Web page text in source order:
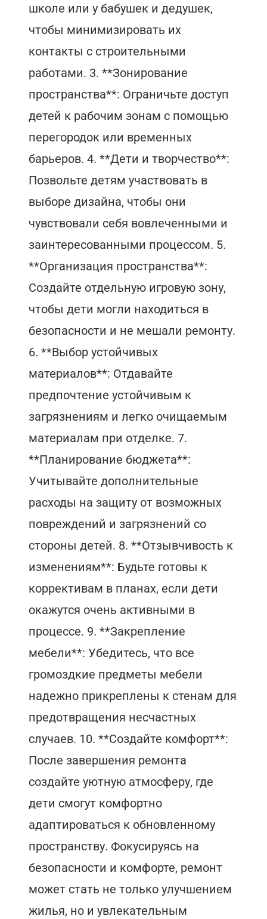
школе или у бабушек и дедушек,
чтобы минимизировать их
контакты с строительными
работами. 3. **Зонирование
пространства**: Ограничьте доступ
детей к рабочим зонам с помощью
перегородок или временных
барьеров. 4. **Дети и творчество**:
Позвольте детям участвовать в
выборе дизайна, чтобы они
чувствовали себя вовлеченными и
заинтересованными процессом. 5.
**Организация пространства**:
Создайте отдельную игровую зону,
чтобы дети могли находиться в
безопасности и не мешали ремонту.
6. **Выбор устойчивых
материалов**: Отдавайте
предпочтение устойчивым к
загрязнениям и легко очищаемым
материалам при отделке. 7.
**Планирование бюджета**:
Учитывайте дополнительные
расходы на защиту от возможных
повреждений и загрязнений со
стороны детей. 8. **Отзывчивость к
изменениям**: Будьте готовы к
коррективам в планах, если дети
окажутся очень активными в
процессе. 9. **Закрепление
мебели**: Убедитесь, что все
громоздкие предметы мебели
надежно прикреплены к стенам для
предотвращения несчастных
случаев. 10. **Создайте комфорт**:
После завершения ремонта
создайте уютную атмосферу, где
дети смогут комфортно
адаптироваться к обновленному
пространству. Фокусируясь на
безопасности и комфорте, ремонт
может стать не только улучшением
жилья, но и увлекательным